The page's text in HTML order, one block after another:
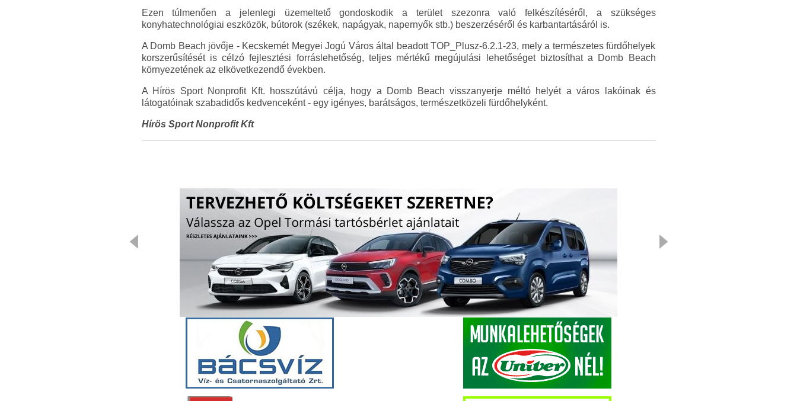
Ezen túlmenően a jelenlegi üzemeltető gondoskodik a terület szezonra való felkészítéséről, a szükséges
konyhatechnológiai eszközök, bútorok (székek, napágyak, napernyők stb.) beszerzéséről és karbantartásáról is.
A Domb Beach jövője - Kecskemét Megyei Jogú Város által beadott TOP_Plusz-6.2.1-23, mely a természetes fürdőhelyek
korszerűsítését is célzó fejlesztési forráslehetőség, teljes mértékű megújulási lehetőséget biztosíthat a Domb Beach
környezetének az elkövetkezendő években.
A Hírös Sport Nonprofit Kft. hosszútávú célja, hogy a Domb Beach visszanyerje méltó helyét a város lakóinak és
látogatóinak szabadidős kedvenceként - egy igényes, barátságos, természetközeli fürdőhelyként.
Hírös Sport Nonprofit Kft